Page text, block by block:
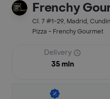
Frenchy
Cl. 7 #1-29, Madrid,
Pizza - Frenchy Gourmet
Delivery
35 min